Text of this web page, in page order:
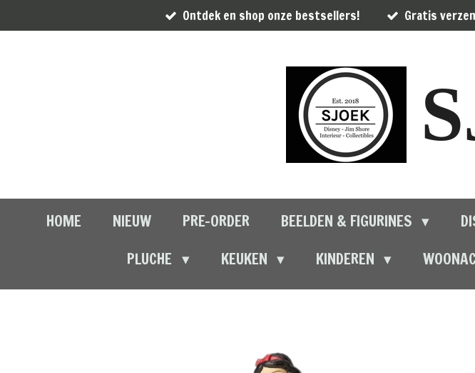
direct
Ontdek en shop onze bestsellers! Gratis
HOME NIEUW PRE-ORDER BEELDEN & FIGURINES
PLUCHE
KEUKEN KINDEREN